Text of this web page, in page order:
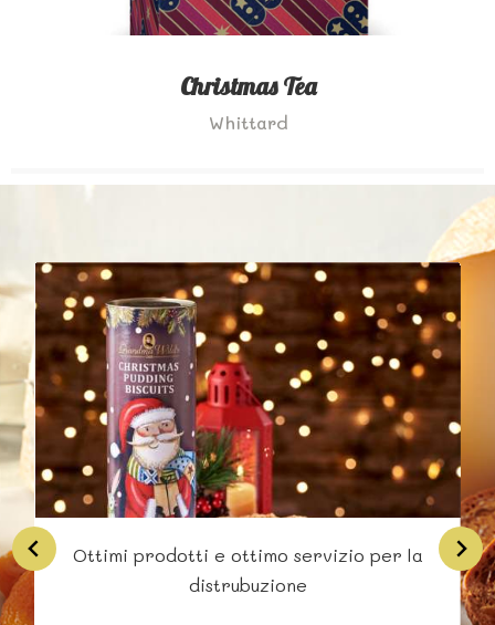
Christmas Tea
Whittard
Ottimi prodotti e ottimo servizio per la
distrubuzione